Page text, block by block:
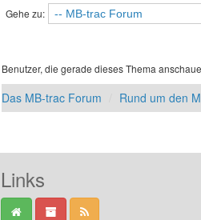
Gehe zu:
Benutzer, die gerade dieses Thema
Das MB-trac Forum Rund um den
Links